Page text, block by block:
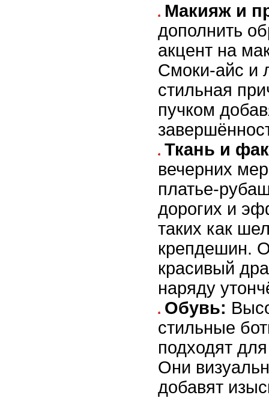
Макияж и
дополнить
акцент на
Смоки-айс и
стильная
пучком
Ткань и
вечерних
платье-
дорогих и
таких как
крепдешин.
красивый
наряду
Обувь:
стильные
подходят
Они
добавят